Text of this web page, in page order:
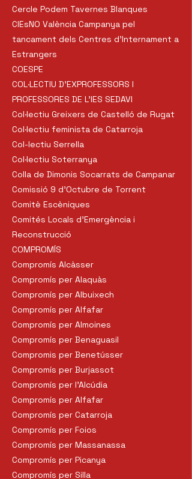
Cercle Podem Tavernes Blanques
CIEsNO València Campanya pel
tancament dels Centres d'Internament a
Estrangers
COESPE
COL·LECTIU D'EXPROFESSORS I
PROFESSORES DE L'IES SEDAVI
Col·lectiu Greixers de Castelló de Rugat
Col·lectiu feminista de Catarroja
Col-lectiu Serrella
Col·lectiu Soterranya
Colla de Dimonis Socarrats de Campanar
Comissió 9 d’Octubre de Torrent
Comitè Escèniques
Comités Locals d'Emergència i
Reconstrucció
COMPROMÍS
Compromís Alcàsser
Compromís per Alaquàs
Compromís per Albuixech
Compromís per Alfafar
Compromís per Almoines
Compromís per Benaguasil
Compromis per Benetússer
Compromís per Burjassot
Compromís per l'Alcúdia
Compromís per Alfafar
Compromís per Catarroja
Compromís per Foios
Compromís per Massanassa
Compromís per Picanya
Compromís per Silla